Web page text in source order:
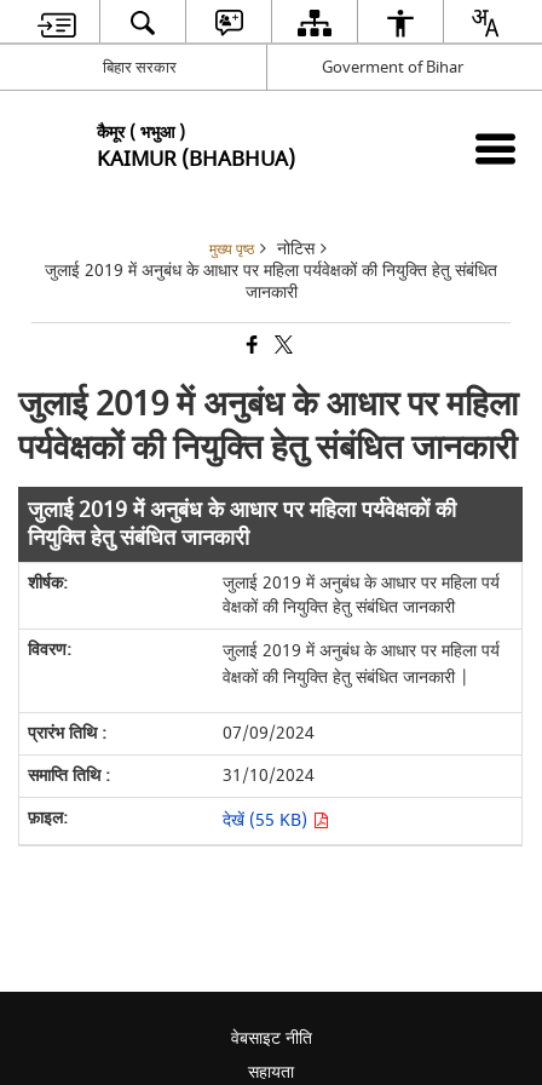
बिहार सरकार Goverment of Bihar
कैमूर ( भभुआ )
KAIMUR (BHABHUA)
मुख्य पृष्ठ
नोटिस
जुलाई 2019 में अनुबंध के आधार पर महिला पर्यवेक्षकों की नियुक्ति हेतु संबंधित
जानकारी
जुलाई 2019 में अनुबंध के आधार पर महिला
पर्यवेक्षकों की नियुक्ति हेतु संबंधित जानकारी
जुलाई 2019 में अनुबंध के आधार पर महिला पर्यवेक्षकों की
नियुक्ति हेतु संबंधित जानकारी
जुलाई 2019 में अनुबंध के आधार पर महिला पर्य
वेक्षकों की नियुक्ति हेतु संबंधित जानकारी
जुलाई 2019 में अनुबंध के आधार पर महिला पर्य
वेक्षकों की नियुक्ति हेतु संबंधित जानकारी |
07/09/2024
31/10/2024
देखें (55 KB)
वेबसाइट नीति
सहायता